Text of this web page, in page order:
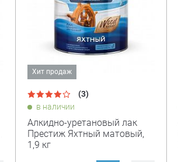
Хит продаж
(3)
в наличии
Алкидно-уретановый лак
Престиж Яхтный матовый,
1,9 кг